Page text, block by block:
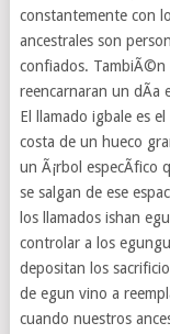
constantemente con
ancestrales son
confiados. TambiÃ©n
reencarnaran un dÃ­a
El llamado igbale es
costa de un hueco
un Ã¡rbol especÃ­fico
se salgan de ese
los llamados ishan
controlar a los
depositan los
de egun vino a
cuando nuestros